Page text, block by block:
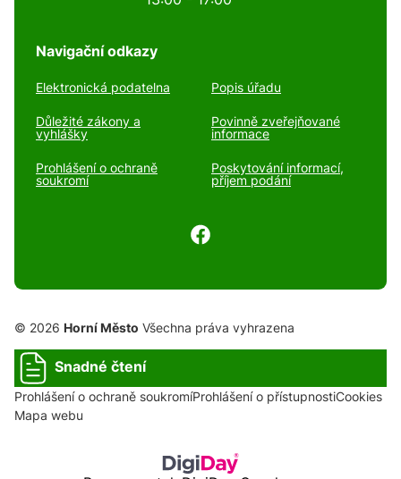
Navigační odkazy
Elektronická podatelna Popis úřadu
Důležité zákony a
vyhlášky
Povinně zveřejňované
informace
Prohlášení o ochraně
soukromí
Poskytování informací,
příjem podání
© 2026 Horní Město Všechna práva vyhrazena
Snadné čtení
Prohlášení o ochraně soukromíProhlášení o přístupnostiCookies
Mapa webu